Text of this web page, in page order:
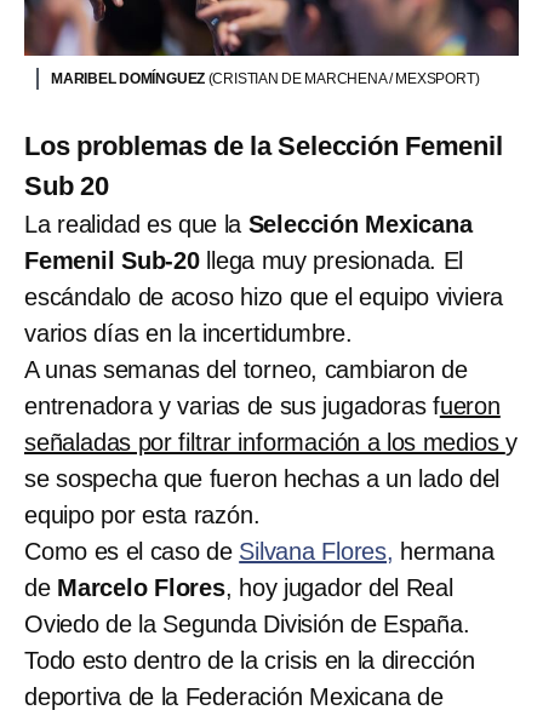
MARIBEL DOMÍNGUEZ (CRISTIAN DE MARCHENA / MEXSPORT)
Los problemas de la Selección Femenil
Sub 20
La realidad es que la Selección Mexicana
Femenil Sub-20 llega muy presionada. El
escándalo de acoso hizo que el equipo viviera
varios días en la incertidumbre.
A unas semanas del torneo, cambiaron de
entrenadora y varias de sus jugadoras fueron
señaladas por filtrar información a los medios y
se sospecha que fueron hechas a un lado del
equipo por esta razón.
Como es el caso de Silvana Flores, hermana
de Marcelo Flores, hoy jugador del Real
Oviedo de la Segunda División de España.
Todo esto dentro de la crisis en la dirección
deportiva de la Federación Mexicana de